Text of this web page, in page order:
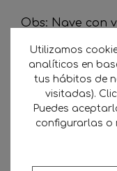
Obs: Nave con
vehículo
Cobro
de factura
Si estás
Utilizamos
analíticos en
tus hábitos de
visitadas).
Puedes
configurarlas o